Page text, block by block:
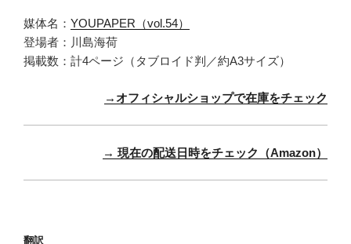
媒体名： YOUPAPER（vol.54）
登場者：川島海荷
掲載数：計4ページ（タブロイド判／約A3サイズ）
→オフィシャルショップで在庫をチェック
→ 現在の配送日時をチェック（Amazon）
翻訳